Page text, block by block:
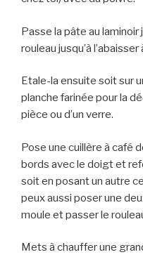
Passe la pâte au laminoir
rouleau jusqu’à
Etale-la ensuite soit sur
planche farinée pour la
pièce ou d’un verre.
Pose une cuillère à café
bords avec le doigt et
soit en posant un autre
peux aussi poser une
moule et passer le
Mets à chauffer une